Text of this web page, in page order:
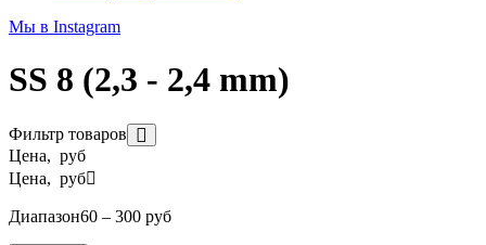
Мы в Instagram
SS 8 (2,3 - 2,4 mm)
Фильтр товаров
Цена, руб
Цена, руб
Диапазон60 – 300 руб